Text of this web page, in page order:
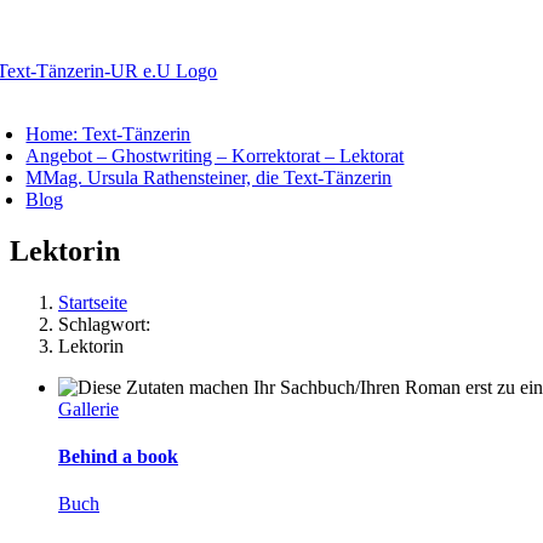
springen
Home: Text-Tänzerin
Angebot – Ghostwriting – Korrektorat – Lektorat
MMag. Ursula Rathensteiner, die Text-Tänzerin
Blog
Lektorin
Startseite
Schlagwort:
Lektorin
Gallerie
Behind a book
Buch